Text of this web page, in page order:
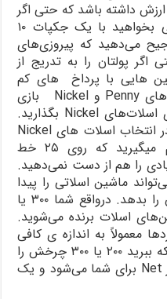
ارزش داشته باشد که حتی اگر
احتمالاً نخواهید برنده شوید ولی بخواهید با یک جکپات ۱۰
می‌دهید که پیروزی‌های
پولتان را به تدریج از
هایی با پرداخ های کم
احتمالاً راه خوبی است. با اسلات‌های Penny و Nickel بازی
کنید اما علاقه تمرکز خود را روی اسلات‌های Nickel بگذارید.
درصد پرداختی بهتر است. فقط در انتخاب اسلات های Nickel
دقت کنید. اینجا وقتی تصمیم میگیرید که روی ۲۵ خط
را هم از دست نمی‌دهید.
ماشین اسلاتی را پیدا
کند که به شما امکان برنده شدن را بدهد. درواقع شما ۳۰۰ یا
اسلات برنده می‌شوید.
معمولاً به اندازه ی کافی
کوچک است که شما بیشتر از اینکه ببرید ۲۰۰ یا ۳۰۰ چرخش را
از دست می‌دهید. این باعث ضرر Net برای شما می‌شود و یک